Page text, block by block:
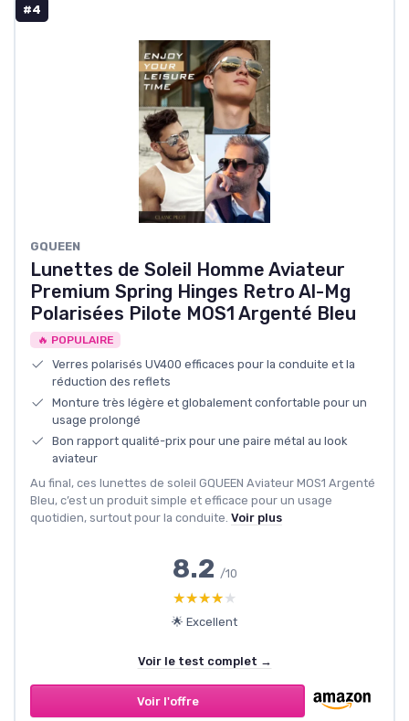
#4
GQUEEN
Lunettes de Soleil Homme Aviateur
Premium Spring Hinges Retro Al-Mg
Polarisées Pilote MOS1 Argenté Bleu
🔥 POPULAIRE
Verres polarisés UV400 efficaces pour la conduite et la
réduction des reflets
Monture très légère et globalement confortable pour un
usage prolongé
Bon rapport qualité-prix pour une paire métal au look
aviateur
Au final, ces lunettes de soleil GQUEEN Aviateur MOS1 Argenté
Bleu, c’est un produit simple et efficace pour un usage
quotidien, surtout pour la conduite. Voir plus
8.2 /10
★★★★★
★★★★★
🌟 Excellent
Voir le test complet →
Voir l'offre